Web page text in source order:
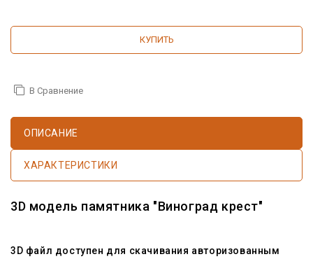
КУПИТЬ
В Сравнение
ОПИСАНИЕ
ХАРАКТЕРИСТИКИ
3D модель памятника "Виноград крест"
3D файл доступен для скачивания авторизованным